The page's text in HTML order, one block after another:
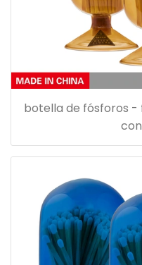
botella de fósforos -